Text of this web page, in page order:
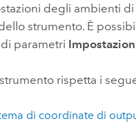
degli ambienti
strumento. È
parametri
rispetta i
di coordinate di